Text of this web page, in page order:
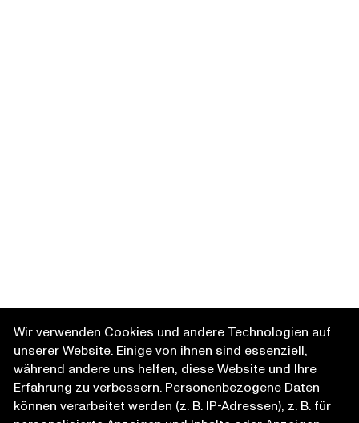
Wir verwenden Cookies und andere Technologien auf
unserer Website. Einige von ihnen sind essenziell,
während andere uns helfen, diese Website und Ihre
Erfahrung zu verbessern. Personenbezogene Daten
können verarbeitet werden (z. B. IP-Adressen), z. B. für